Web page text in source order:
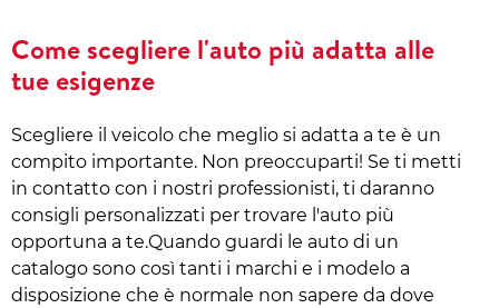
Come scegliere l'auto più adatta alle
tue esigenze
Scegliere il veicolo che meglio si adatta a te è un
compito importante. Non preoccuparti! Se ti metti
in contatto con i nostri professionisti, ti daranno
consigli personalizzati per trovare l'auto più
opportuna a te.Quando guardi le auto di un
catalogo sono così tanti i marchi e i modelo a
disposizione che è normale non sapere da dove